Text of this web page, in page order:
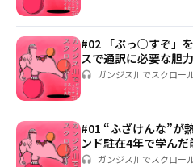
#02 「ぶっ○すぞ」
スで通訳に必要な胆力
ガンジス川でスクロー
#01 “ふざけんな”が
ンド駐在4年で学ん
ガンジス川でスクロー